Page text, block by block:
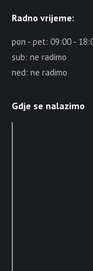
Radno vrijeme:
pon - pet: 09:00 -
sub: ne radimo
ned: ne radimo
Gdje se nalazimo